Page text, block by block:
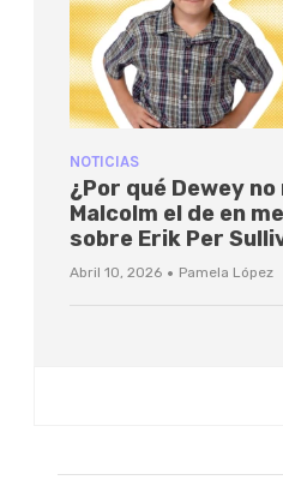
NOTICIAS
¿Por qué Dewey
Malcolm el de en
sobre Erik Per
Abril 10, 2026 · Pamela López